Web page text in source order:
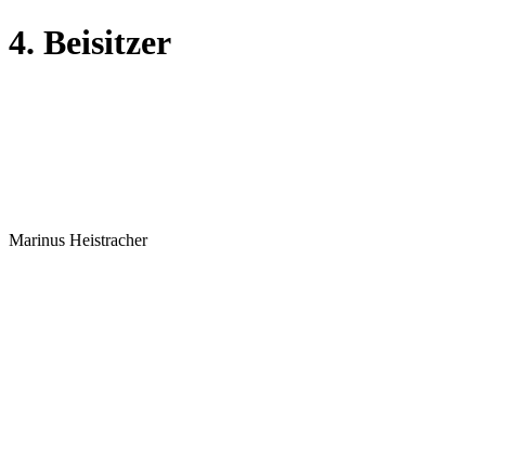
4. Beisitzer
Marinus Heistracher